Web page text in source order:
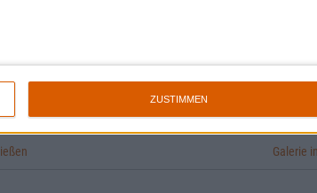
ZUSTIMMEN
Galerie